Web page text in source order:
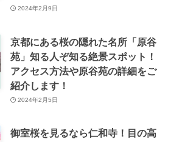
2024年2月9日
京都にある桜の隠れた名所「原谷
苑」知る人ぞ知る絶景スポット！
アクセス方法や原谷苑の詳細をご
紹介します！
2024年2月5日
御室桜を見るなら仁和寺！目の高